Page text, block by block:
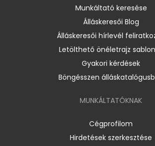
Munkáltató keresése
Álláskeresői Blog
Álláskeresői hírlevél
Letölthető önéletrajz
Gyakori kérdések
Böngésszen
MUNKÁLTATÓKNAK
Cégprofilom
Hirdetések szerkesztése